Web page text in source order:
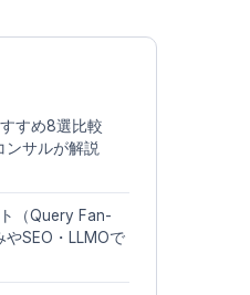
すめ8選比較
ンサルが解説
（Query Fan-
SEO・LLMOで